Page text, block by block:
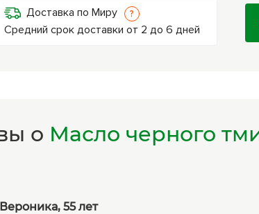
Доставка по Миру ?
Средний срок доставки от 2 до 6 дней
о Масло черного
55 лет